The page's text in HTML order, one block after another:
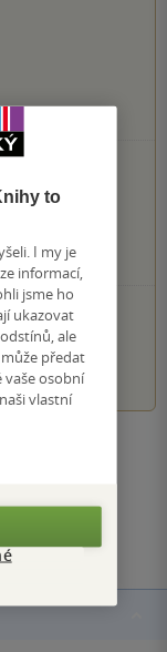
to
I my je
informací,
jsme ho
ukazovat
ale
předat
osobní
vlastní